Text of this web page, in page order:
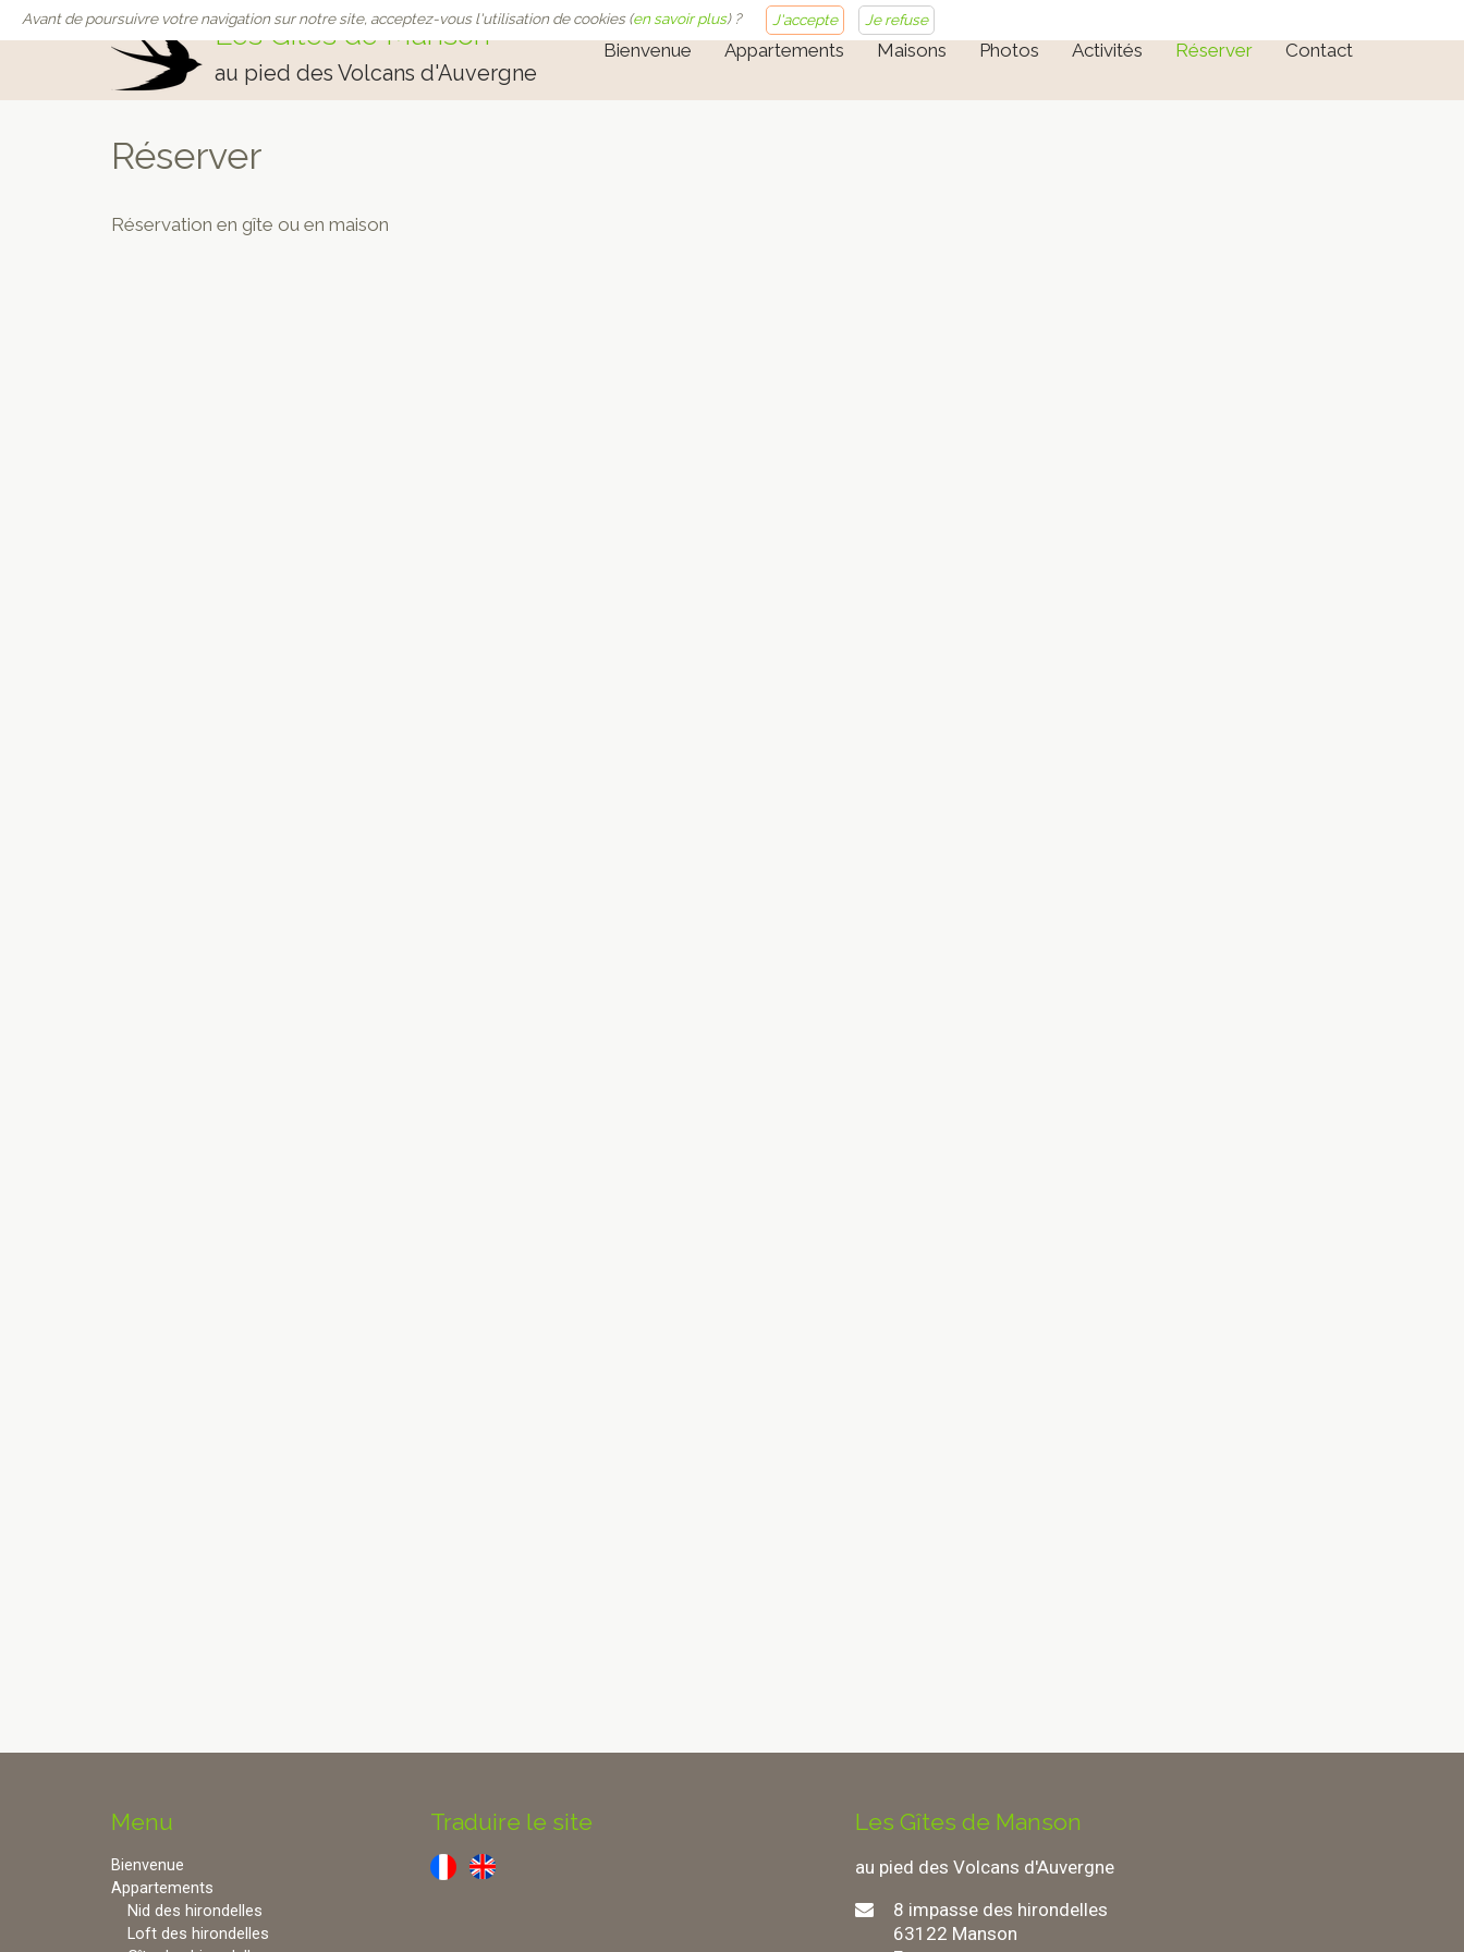
Avant de poursuivre votre navigation sur notre site, acceptez-vous l'utilisation de cookies (en savoir plus) ? J'accepte Je refuse
Les Gîtes de Manson
au pied des Volcans d'Auvergne
Bienvenue Appartements Maisons Photos Activités Réserver Contact
Réserver
Réservation en gîte ou en maison
Menu
Bienvenue
Appartements
Nid des hirondelles
Loft des hirondelles
Traduire le site Les Gîtes de Manson
au pied des Volcans d'Auvergne
8 impasse des hirondelles
63122 Manson